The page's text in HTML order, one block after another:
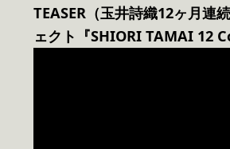
TEASER（玉井詩織12ヶ月連
ェクト『SHIORI TAMAI 12